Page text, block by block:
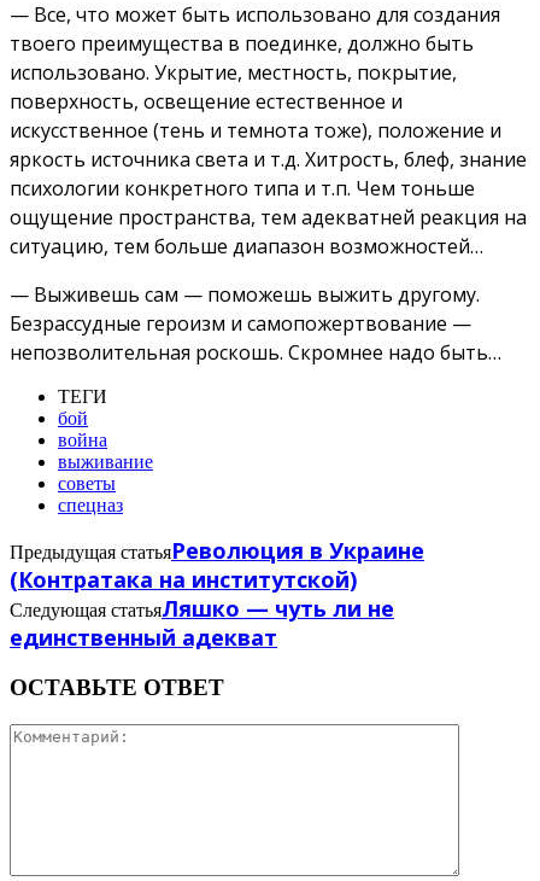
— Все, что может быть использовано для создания
твоего преимущества в поединке, должно быть
использовано. Укрытие, местность, покрытие,
поверхность, освещение естественное и
искусственное (тень и темнота тоже), положение и
яркость источника света и т.д. Хитрость, блеф, знание
психологии конкретного типа и т.п. Чем тоньше
ощущение пространства, тем адекватней реакция на
ситуацию, тем больше диапазон возможностей…
— Выживешь сам — поможешь выжить другому.
Безрассудные героизм и самопожертвование —
непозволительная роскошь. Скромнее надо быть…
ТЕГИ
бой
война
выживание
советы
спецназ
Предыдущая статьяРеволюция в Украине
(Контратака на институтской)
Следующая статьяЛяшко — чуть ли не
единственный адекват
ОСТАВЬТЕ ОТВЕТ